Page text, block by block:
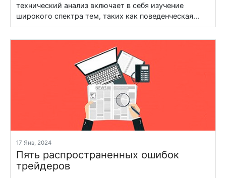
технический анализ включает в себя изучение
широкого спектра тем, таких как поведенческая...
17 Янв, 2024
Пять распространенных ошибок
трейдеров